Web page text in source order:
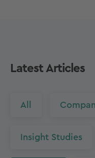
Latest Articles
All
Insight Studies